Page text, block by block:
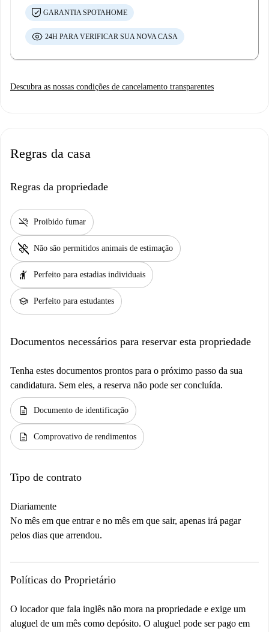
GARANTIA SPOTAHOME
24H PARA VERIFICAR SUA NOVA CASA
Descubra as nossas condições de cancelamento transparentes
Regras da casa
Regras da propriedade
smoke_free Proibido fumar
pet_supplies Não são permitidos animais de estimação
hail Perfeito para estadias individuais
school Perfeito para estudantes
Documentos necessários para reservar esta propriedade
Tenha estes documentos prontos para o próximo passo da sua
candidatura. Sem eles, a reserva não pode ser concluída.
description Documento de identificação
description Comprovativo de rendimentos
Tipo de contrato
Diariamente
No mês em que entrar e no mês em que sair, apenas irá pagar
pelos dias que arrendou.
Políticas do Proprietário
O locador que fala inglês não mora na propriedade e exige um
aluguel de um mês como depósito. O aluguel pode ser pago em